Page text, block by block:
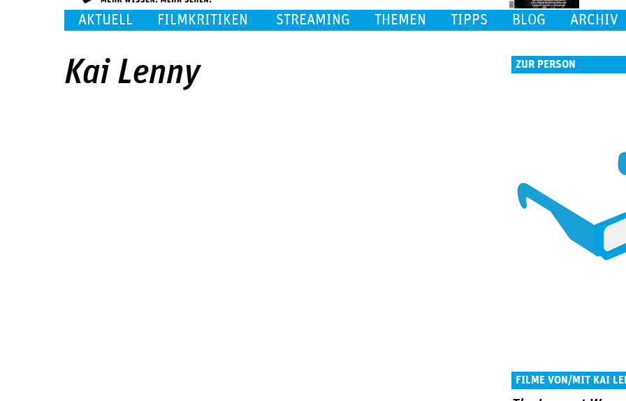
AKTUELL FILMKRITIKEN STREAMING THEMEN TIPPS BLOG ARCHIV
Kai Lenny ZUR PERSON
FILME VON/MIT KAI